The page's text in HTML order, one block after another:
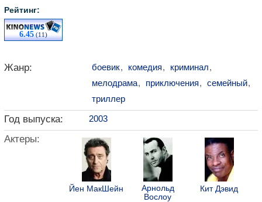
Рейтинг:
6.45 (11)
Жанр: боевик, комедия, криминал,
мелодрама, приключения, семейный,
триллер
Год выпуска: 2003
Актеры:
Йен МакШейн
Арнольд
Вослоу
Кит Дэвид